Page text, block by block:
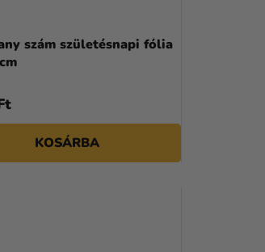
szám születésnapi fólia
KOSÁRBA